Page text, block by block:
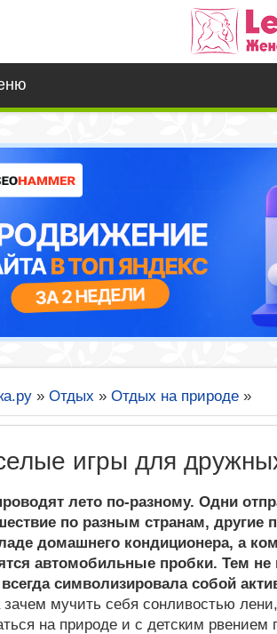
» Отдых » Отдых на природе »
игры для
лето по-разному. Одни
по разным странам, другие
домашнего кондиционера, а
автомобильные пробки. Тем не
символизировала собой
зачем мучить себя сонливостью
на природе и с детским рвением